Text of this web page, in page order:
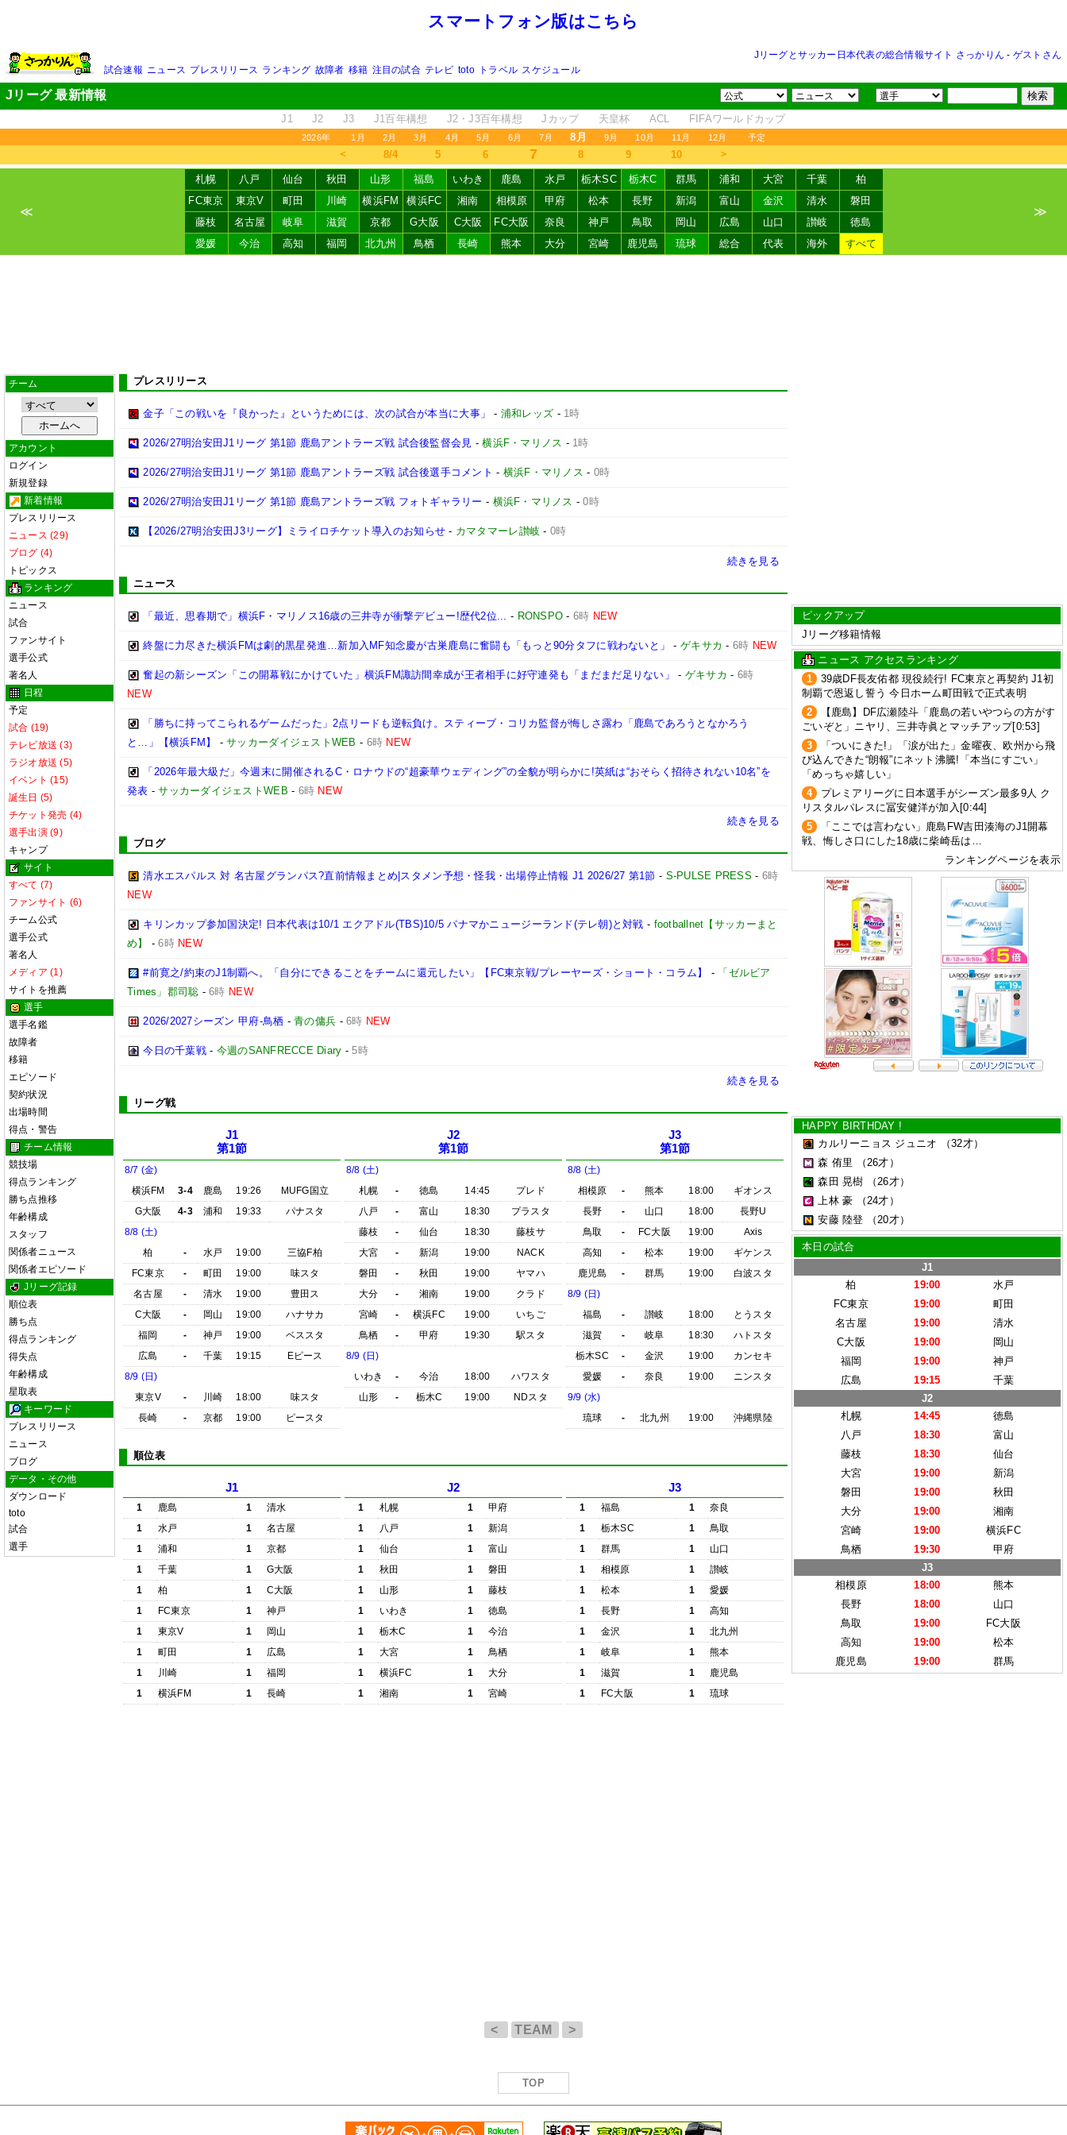
スマートフォン版はこちら
Jリーグとサッカー日本代表の総合情報サイト さっかりん - ゲストさん
試合速報 ニュース プレスリリース ランキング 故障者 移籍 注目の試合 テレビ toto トラベル スケジュール
Jリーグ 最新情報
J1 J2 J3 J1百年構想 J2・J3百年構想 Jカップ 天皇杯 ACL FIFAワールドカップ
2026年 1月 2月 3月 4月 5月 6月 7月 8月 9月 10月 11月 12月 予定
＜ 8/4 5 6 7 8 9 10 ＞
≪
札幌 八戸 仙台 秋田 山形 福島 いわき 鹿島 水戸 栃木SC 栃木C 群馬 浦和 大宮 千葉
柏
FC東京
東京V 町田 川崎 横浜FM 横浜FC 湘南 相模原 甲府 松本 長野 新潟 富山 金沢 清水
磐田
藤枝
名古屋 岐阜 滋賀 京都 G大阪 C大阪 FC大阪 奈良 神戸 鳥取 岡山 広島 山口 讃岐
徳島
愛媛
今治 高知 福岡 北九州 鳥栖 長崎 熊本 大分 宮崎 鹿児島 琉球 総合 代表 海外 すべて
≫
チーム
アカウント
ログイン
新規登録
新着情報
プレスリリース
ニュース (29)
ブログ (4)
トピックス
ランキング
ニュース
試合
ファンサイト
選手公式
著名人
日程
予定
試合 (19)
テレビ放送 (3)
ラジオ放送 (5)
イベント (15)
誕生日 (5)
チケット発売 (4)
選手出演 (9)
キャンプ
サイト
すべて (7)
ファンサイト (6)
チーム公式
選手公式
著名人
メディア (1)
サイトを推薦
選手
選手名鑑
故障者
移籍
エピソード
契約状況
出場時間
得点・警告
チーム情報
競技場
得点ランキング
勝ち点推移
年齢構成
スタッフ
関係者ニュース
関係者エピソード
Jリーグ記録
順位表
勝ち点
得点ランキング
得失点
年齢構成
星取表
キーワード
プレスリリース
ニュース
ブログ
データ・その他
ダウンロード
toto
試合
選手
プレスリリース
金子「この戦いを『良かった』というためには、次の試合が本当に大事」 - 浦和レッズ - 1時
2026/27明治安田J1リーグ 第1節 鹿島アントラーズ戦 試合後監督会見 -横浜F・マリノス - 1時
2026/27明治安田J1リーグ 第1節 鹿島アントラーズ戦 試合後選手コメント - 横浜F・マリノス - 0時
2026/27明治安田J1リーグ 第1節 鹿島アントラーズ戦 フォトギャラリー - 横浜F・マリノス -0時
【2026/27明治安田J3リーグ】ミライロチケット導入のお知らせ - カマタマーレ讃岐 - 0時
続きを見る
ニュース
「最近、思春期で」横浜F・マリノス16歳の三井寺が衝撃デビュー!歴代2位... - RONSPO - 6時 NEW
終盤に力尽きた横浜FMは劇的黒星発進…新加入MF知念慶が古巣鹿島に奮闘も「もっと90分タフに戦わないと」 - ゲキサカ - 6時 NEW
奮起の新シーズン「この開幕戦にかけていた」横浜FM諏訪間幸成が王者相手に好守連発も「まだまだ足りない」 - ゲキサカ - 6時
NEW
「勝ちに持ってこられるゲームだった」2点リードも逆転負け。スティーブ・コリカ監督が悔しさ露わ「鹿島であろうとなかろう
と…」【横浜FM】
-サッカーダイジェストWEB - 6時 NEW
「2026年最大級だ」今週末に開催されるC・ロナウドの“超豪華ウェディング”の全貌が明らかに!英紙は“おそらく招待されない10名”を
発表 -サッカーダイジェストWEB - 6時 NEW
続きを見る
ブログ
清水エスパルス 対 名古屋グランパス?直前情報まとめ|スタメン予想・怪我・出場停止情報 J1 2026/27 第1節 - S-PULSE PRESS - 6時
NEW
キリンカップ参加国決定! 日本代表は10/1 エクアドル(TBS)10/5 パナマかニュージーランド(テレ朝)と対戦 - footballnet【サッカーまと
め】
-6時 NEW
#前寛之/約束のJ1制覇へ。「自分にできることをチームに還元したい」【FC東京戦/プレーヤーズ・ショート・コラム】 -
「ゼルビア
Times」郡司聡 -6時 NEW
2026/2027シーズン 甲府-鳥栖 -青の傭兵 -6時 NEW
今日の千葉戦- 今週のSANFRECCE Diary -5時
続きを見る
リーグ戦
J1
第1節
8/7 (金)
横浜FM
3-4 鹿島 19:26
MUFG国立
G大阪
4-3 浦和 19:33
パナスタ
8/8 (土)
柏
- 水戸 19:00
三協F柏
FC東京
- 町田 19:00
味スタ
名古屋
- 清水 19:00
豊田ス
C大阪
- 岡山 19:00
ハナサカ
福岡
- 神戸 19:00
ベススタ
広島
- 千葉 19:15
Eピース
8/9 (日)
東京V
- 川崎 18:00
味スタ
長崎
- 京都 19:00 ピースタ
J2
第1節
8/8 (土)
札幌
- 徳島 14:45
プレド
八戸
- 富山 18:30
プラスタ
藤枝
- 仙台 18:30
藤枝サ
大宮
- 新潟 19:00
NACK
磐田
- 秋田 19:00
ヤマハ
大分
- 湘南 19:00
クラド
宮崎
- 横浜FC 19:00
いちご
鳥栖
- 甲府 19:30
駅スタ
8/9 (日)
いわき
- 今治 18:00
ハワスタ
山形
- 栃木C 19:00 NDスタ
J3
第1節
8/8 (土)
相模原
- 熊本 18:00
ギオンス
長野
- 山口 18:00
長野U
鳥取
- FC大阪 19:00
Axis
高知
- 松本 19:00
ギケンス
鹿児島
- 群馬 19:00
白波スタ
8/9 (日)
福島
- 讃岐 18:00
とうスタ
滋賀
- 岐阜 18:30
ハトスタ
栃木SC
- 金沢 19:00
カンセキ
愛媛
- 奈良 19:00
ニンスタ
9/9 (水)
琉球
- 北九州 19:00 沖縄県陸
順位表
J1
1 鹿島 1
清水
1
水戸 1
名古屋
1
浦和 1
京都
1
千葉 1
G大阪
1
柏 1
C大阪
1
FC東京 1
神戸
1
東京V 1
岡山
1
町田 1
広島
1
川崎 1
福岡
1
横浜FM 1 長崎
J2
1 札幌 1
甲府
1
八戸 1
新潟
1
仙台 1
富山
1
秋田 1
磐田
1
山形 1
藤枝
1
いわき 1
徳島
1
栃木C 1
今治
1
大宮 1
鳥栖
1
横浜FC 1
大分
1
湘南 1 宮崎
J3
1 福島 1
奈良
1
栃木SC 1
鳥取
1
群馬 1
山口
1
相模原 1
讃岐
1
松本 1
愛媛
1
長野 1
高知
1
金沢 1
北九州
1
岐阜 1
熊本
1
滋賀 1
鹿児島
1
FC大阪 1 琉球
ピックアップ
Jリーグ移籍情報
ニュース アクセスランキング
1
39歳DF長友佑都 現役続行! FC東京と再契約 J1初
制覇で恩返し誓う 今日ホーム町田戦で正式表明
2
【鹿島】DF広瀬陸斗「鹿島の若いやつらの方がす
ごいぞと」ニヤリ、三井寺眞とマッチアップ[0:53]
3
「ついにきた!」「涙が出た」金曜夜、欧州から飛
び込んできた“朗報”にネット沸騰!「本当にすごい」
「めっちゃ嬉しい」
4
プレミアリーグに日本選手がシーズン最多9人 ク
リスタルパレスに冨安健洋が加入[0:44]
5
「ここでは言わない」鹿島FW吉田湊海のJ1開幕
戦、悔しさ口にした18歳に柴崎岳は…
ランキングページを表示
HAPPY BIRTHDAY !
カルリーニョス ジュニオ
（32才）
森 侑里
（26才）
森田 晃樹
（26才）
上林 豪
（24才）
安藤 陸登
（20才）
本日の試合
J1
柏
19:00
水戸
FC東京
19:00
町田
名古屋
19:00
清水
C大阪
19:00
岡山
福岡
19:00
神戸
広島
19:15
千葉
J2
札幌
14:45
徳島
八戸
18:30
富山
藤枝
18:30
仙台
大宮
19:00
新潟
磐田
19:00
秋田
大分
19:00
湘南
宮崎
19:00
横浜FC
鳥栖
19:30
甲府
J3
相模原
18:00
熊本
長野
18:00
山口
鳥取
19:00
FC大阪
高知
19:00
松本
鹿児島
19:00 群馬
< TEAM >
TOP